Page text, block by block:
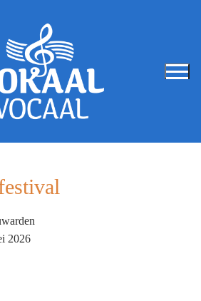
2026